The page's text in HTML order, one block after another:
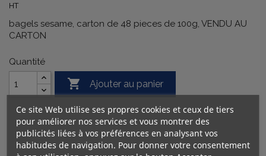
HT
bagels sesame, carton de 48 pieces de 100g, VENDU AU
CARTON
Quantité
 Ajouter au panier
Ce site Web utilise ses propres cookies et ceux de tiers
pour améliorer nos services et vous montrer des
publicités liées à vos préférences en analysant vos
habitudes de navigation. Pour donner votre consentement